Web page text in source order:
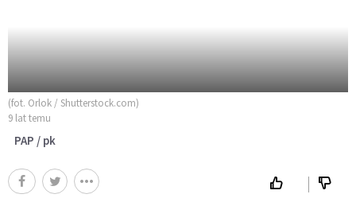
(fot. Orlok / Shutterstock.com)
9 lat temu
PAP / pk